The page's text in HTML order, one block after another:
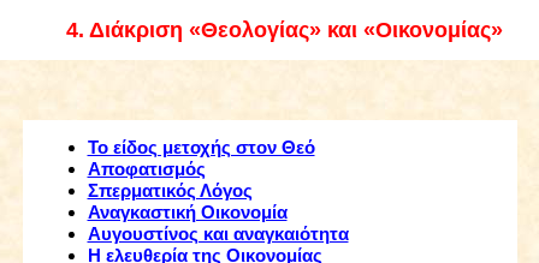
4. Διάκριση «Θεολογίας» και «Οικονομίας»
Το είδος μετοχής στον Θεό
Αποφατισμός
Σπερματικός Λόγος
Αναγκαστική Οικονομία
Αυγουστίνος και αναγκαιότητα
Η ελευθερία της Οικονομίας